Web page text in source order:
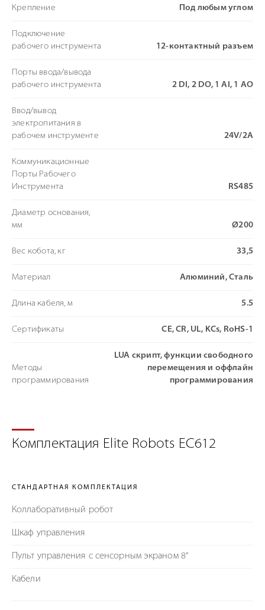
Крепление Под любым углом
Подключение
рабочего инструмента
12-контактный разъем
Порты ввода/вывода
рабочего инструмента
2 DI, 2 DO, 1 AI, 1 AO
Ввод/вывод
электропитания в
рабочем инструменте
24V/2A
Коммуникационные
Порты Рабочего
Инструмента
RS485
Диаметр основания,
мм
Ø200
Вес кобота, кг 33,5
Материал Алюминий, Сталь
Длина кабеля, м 5.5
Сертификаты CE, CR, UL, KCs, RoHS-1
Методы
программирования
LUA скрипт, функции свободного
перемещения и оффлайн
программирования
Комплектация Elite Robots EC612
СТАНДАРТНАЯ КОМПЛЕКТАЦИЯ
Коллаборативный робот
Шкаф управления
Пульт управления с сенсорным экраном 8"
Кабели